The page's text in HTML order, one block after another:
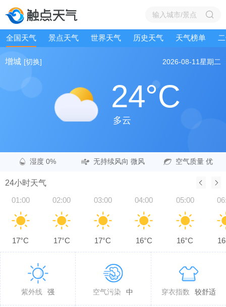
全国天气 景点天气 世界天气 历史天气 天气榜单
增城 [切换] 2026-08-11星期二
24°C
多云
湿度 0% 无持续风向 微风 空气质量 优
24小时天气
01:00
17°C
02:00
17°C
03:00
17°C
04:00
16°C
05:00
16°C
紫外线 强 空气污染 中 穿衣指数 较舒适